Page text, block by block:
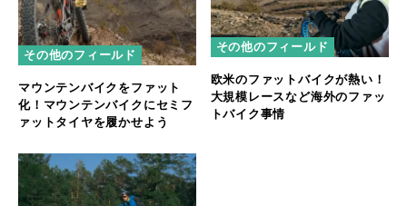
その他のフィールド
マウンテンバイクをファット
化！マウンテンバイクにセミフ
ァットタイヤを履かせよう
その他のフィールド
欧米のファットバイクが熱い！
大規模レースなど海外のファッ
トバイク事情